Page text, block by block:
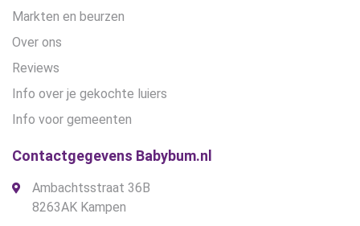
Markten en beurzen
Over ons
Reviews
Info over je gekochte luiers
Info voor gemeenten
Contactgegevens Babybum.nl
Ambachtsstraat 36B
8263AK Kampen